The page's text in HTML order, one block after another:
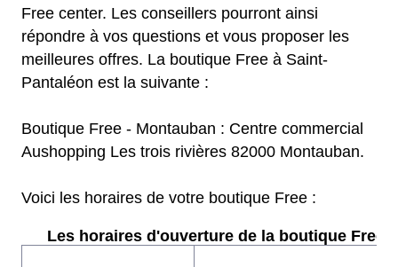
Free center. Les conseillers pourront ainsi
répondre à vos questions et vous proposer les
meilleures offres. La boutique Free à Saint-
Pantaléon est la suivante :
Boutique Free - Montauban : Centre commercial
Aushopping Les trois rivières 82000 Montauban.
Voici les horaires de votre boutique Free :
Les horaires d'ouverture de la boutique Free :